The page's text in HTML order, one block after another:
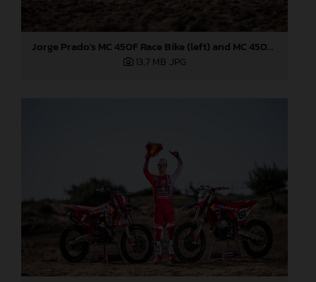
Jorge Prado's MC 450F Race Bike (left) and MC 450F Prado Edition (right)
13,7 MB .JPG